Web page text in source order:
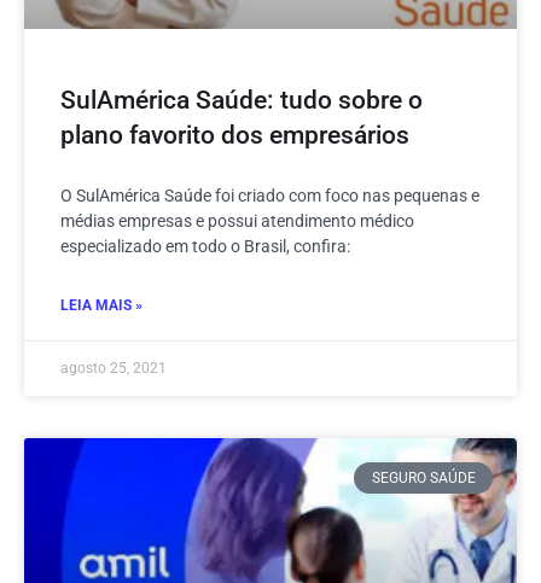
SulAmérica Saúde: tudo sobre o
plano favorito dos empresários
O SulAmérica Saúde foi criado com foco nas pequenas e
médias empresas e possui atendimento médico
especializado em todo o Brasil, confira:
LEIA MAIS »
agosto 25, 2021
SEGURO SAÚDE